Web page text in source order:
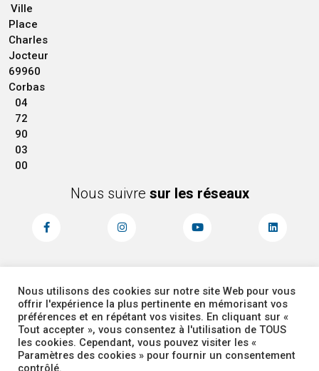
Ville
Place
Charles
Jocteur
69960
Corbas
04
72
90
03
00
Nous suivre sur les réseaux
MENTIONS LÉGALES
PLAN DU SITE
ACCESSIBILITÉ
ADMINISTRATEUR
COOKIES
Nous utilisons des cookies sur notre site Web pour vous
offrir l'expérience la plus pertinente en mémorisant vos
préférences et en répétant vos visites. En cliquant sur «
Tout accepter », vous consentez à l'utilisation de TOUS
les cookies. Cependant, vous pouvez visiter les «
Paramètres des cookies » pour fournir un consentement
contrôlé.